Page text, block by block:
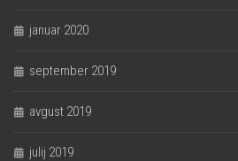
januar 2020
september 2019
avgust 2019
julij 2019